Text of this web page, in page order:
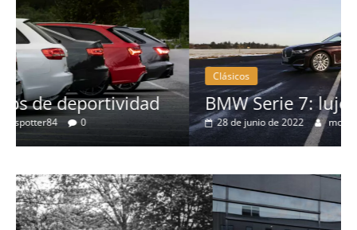
Clásicos
BMW Serie 7: lujo desde 1977
28 de junio de 2022 mospotter84 0